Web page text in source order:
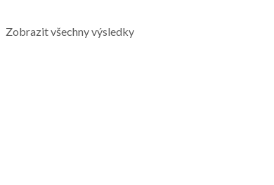
Zobrazit všechny výsledky